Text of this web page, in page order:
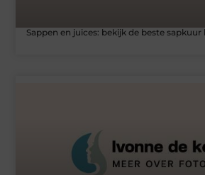
Sappen en juices: bekijk de beste sapkuur